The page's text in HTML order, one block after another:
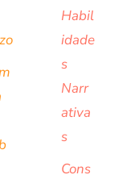
Habil
idade
s
Narr
ativa
s
Cons